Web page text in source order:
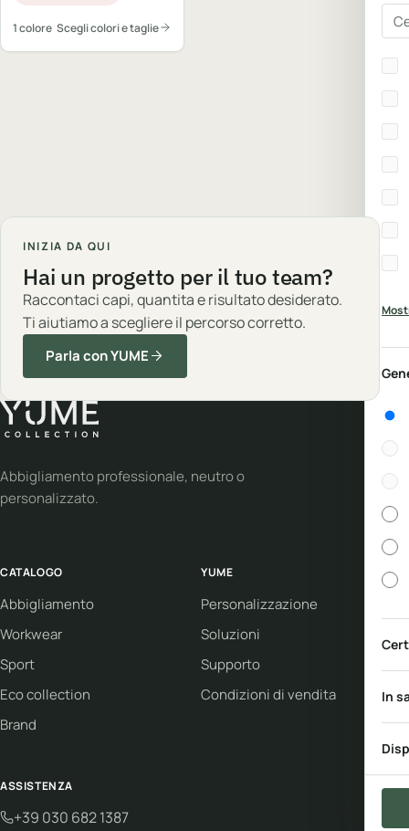
In
1 colore Scegli colori e taglie
INIZIA DA QUI
Hai un progetto per il tuo team?
Raccontaci capi, quantita e risultato desiderato.
Ti aiutiamo a scegliere il percorso corretto.
Parla con YUME
Abbigliamento professionale, neutro o
personalizzato.
CATALOGO
Abbigliamento
Workwear
Sport
Eco collection
Brand
YUME
Personalizzazione
Soluzioni
Supporto
Condizioni di vendita
ASSISTENZA
+39 030 682 1387